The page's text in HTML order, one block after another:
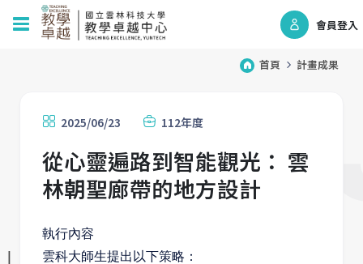
會員登入
首頁 計畫成果
2025/06/23 112年度
從心靈遍路到智能觀光： 雲
林朝聖廊帶的地方設計
執行內容
雲科大師生提出以下策略：